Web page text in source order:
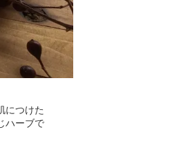
につけた
ハーブで